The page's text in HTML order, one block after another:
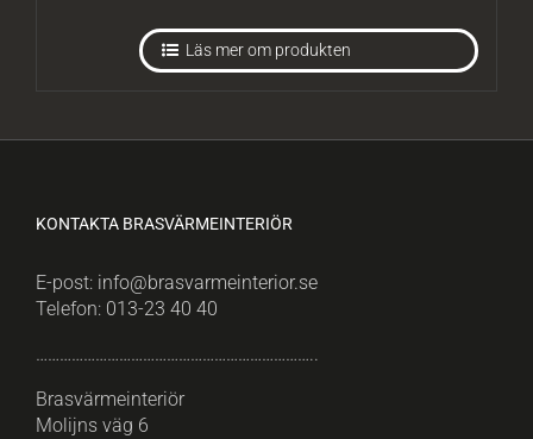
Läs mer om produkten
KONTAKTA BRASVÄRMEINTERIÖR
E-post: info@brasvarmeinterior.se
Telefon: 013-23 40 40
……………………………………………………………..
Brasvärmeinteriör
Molijns väg 6